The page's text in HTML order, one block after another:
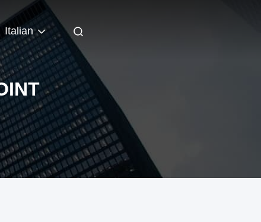
Italian